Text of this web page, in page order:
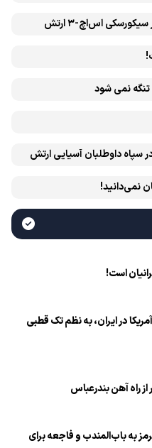
اس‌اچ-۳ ارتش
تنگه نمی شود
سپاه داوطلبان آسیایی ارتش
نمی‌دانید!
است!
در ایران، به نظم تک قطبی
راه آهن بندرعباس
به باب‌المندب و فاجعه برای